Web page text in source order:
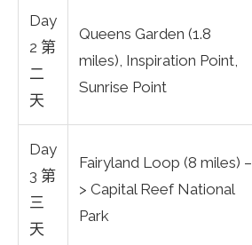
Day
2 第
二
天
Queens Garden (1.8
miles), Inspiration Point,
Sunrise Point
Day
3 第
三
天
Fairyland Loop (8 miles) –
> Capital Reef National
Park